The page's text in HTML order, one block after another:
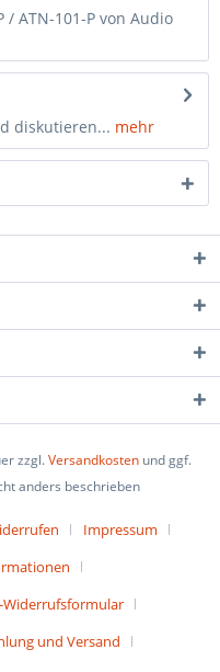
/ ATN-101-P von Audio
diskutieren... mehr
zzgl.Versandkosten und ggf.
anders beschrieben
Impressum
und Versand